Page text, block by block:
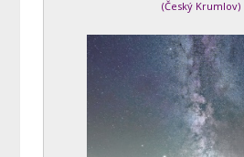
(Český Krumlov)